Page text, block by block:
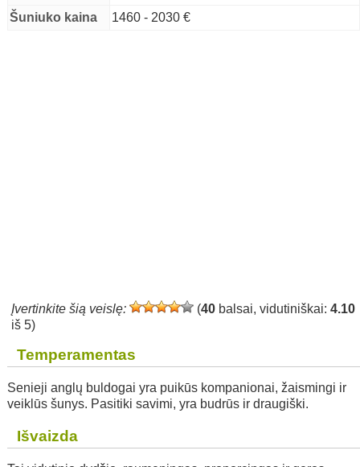
Šuniuko kaina
1460 - 2030 €
Įvertinkite šią veislę: (40 balsai, vidutiniškai:4.10
iš 5)
Temperamentas
Senieji anglų buldogai yra puikūs kompanionai, žaismingi ir
veiklūs šunys. Pasitiki savimi, yra budrūs ir draugiški.
Išvaizda